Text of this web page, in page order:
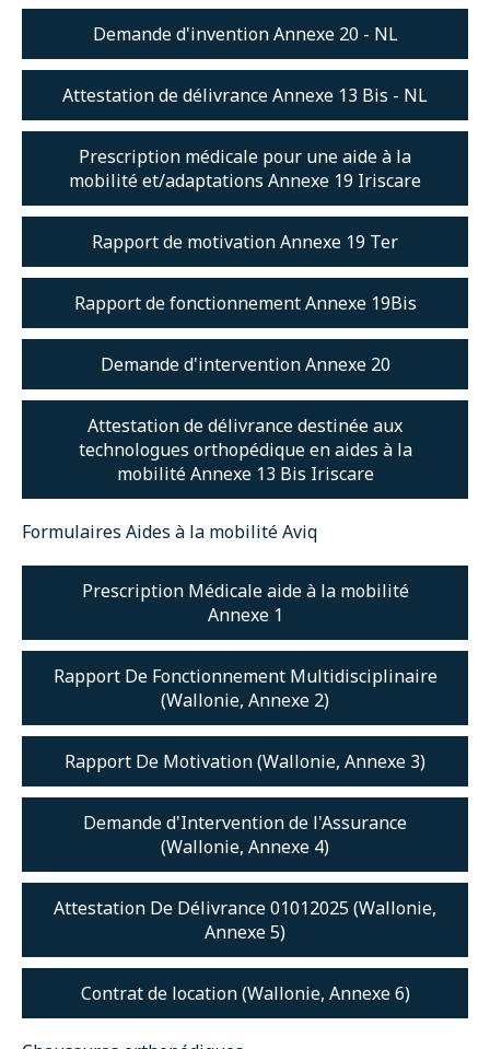
Extranet
Demande d'invention Annexe 20 - NL
Attestation de délivrance Annexe 13 Bis - NL
Prescription médicale pour une aide à la
mobilité et/adaptations Annexe 19 Iriscare
Rapport de motivation Annexe 19 Ter
Rapport de fonctionnement Annexe 19Bis
Demande d'intervention Annexe 20
Attestation de délivrance destinée aux
technologues orthopédique en aides à la
mobilité Annexe 13 Bis Iriscare
Formulaires Aides à la mobilité Aviq
Prescription Médicale aide à la mobilité
Annexe 1
Rapport De Fonctionnement Multidisciplinaire
(Wallonie, Annexe 2)
Rapport De Motivation (Wallonie, Annexe 3)
Demande d'Intervention de l'Assurance
(Wallonie, Annexe 4)
Attestation De Délivrance 01012025 (Wallonie,
Annexe 5)
Contrat de location (Wallonie, Annexe 6)